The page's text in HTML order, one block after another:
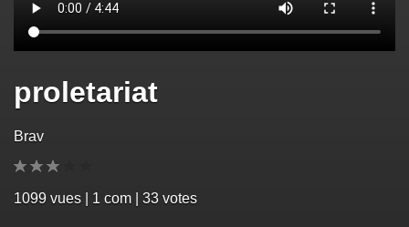
proletariat
Brav
1099 vues | 1 com | 33 votes